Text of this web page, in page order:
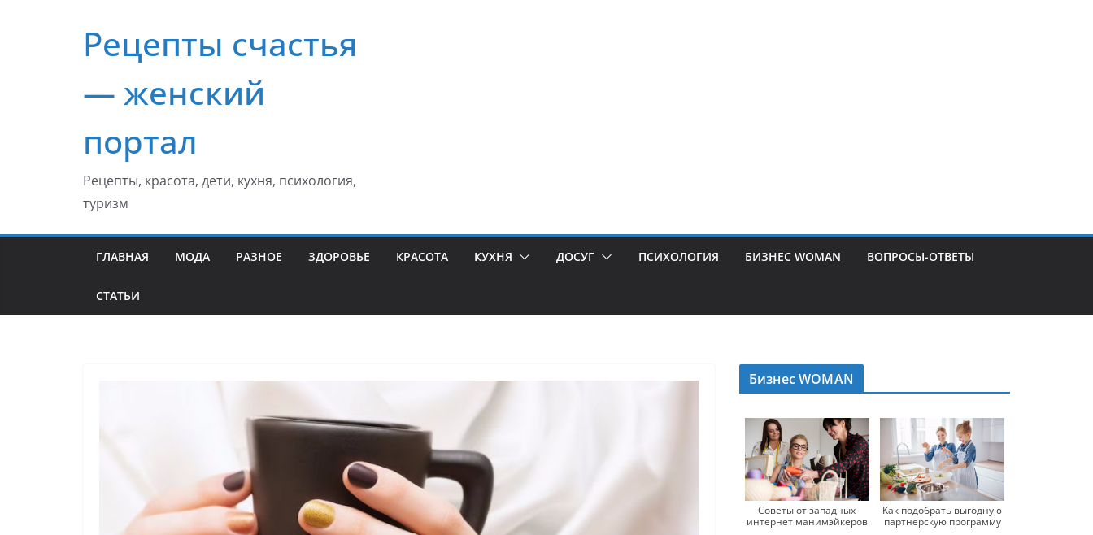
содержимомуРецепты счастья
— женский
портал
Рецепты, красота, дети, кухня, психология,
туризм
ГЛАВНАЯ МОДА РАЗНОЕ ЗДОРОВЬЕ КРАСОТА КУХНЯ ДОСУГ ПСИХОЛОГИЯ БИЗНЕС WOMAN ВОПРОСЫ-ОТВЕТЫ
СТАТЬИ
Бизнес WOMAN
Советы от западных
интернет манимэйкеров
Как подобрать выгодную
партнерскую программу